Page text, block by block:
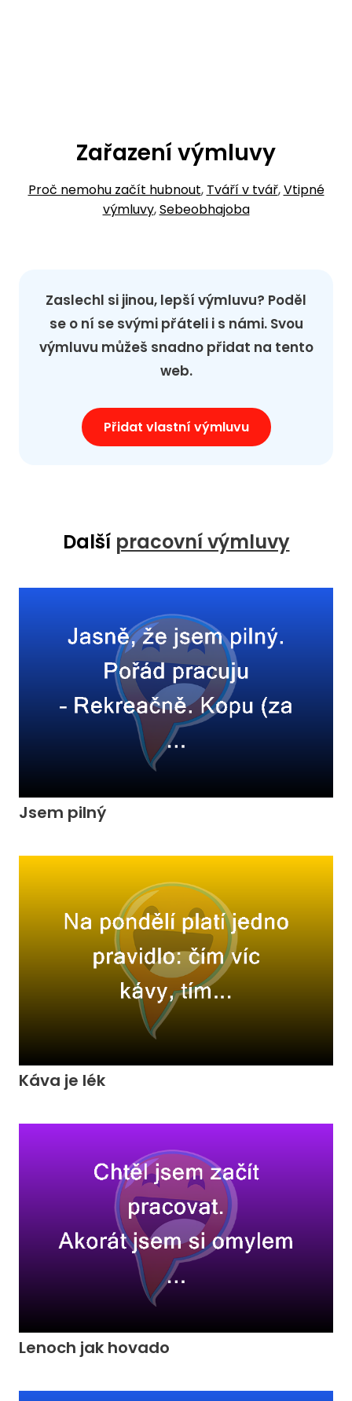
Zařazení výmluvy
Proč nemohu začít hubnout, Tváří v tvář,Vtipné
výmluvy,Sebeobhajoba
Zaslechl si jinou, lepší výmluvu? Poděl
se o ní se svými přáteli i s námi. Svou
výmluvu můžeš snadno přidat na tento
web.
Přidat vlastní výmluvu
Další pracovní výmluvy
Jsem pilný
Káva je lék
Lenoch jak hovado